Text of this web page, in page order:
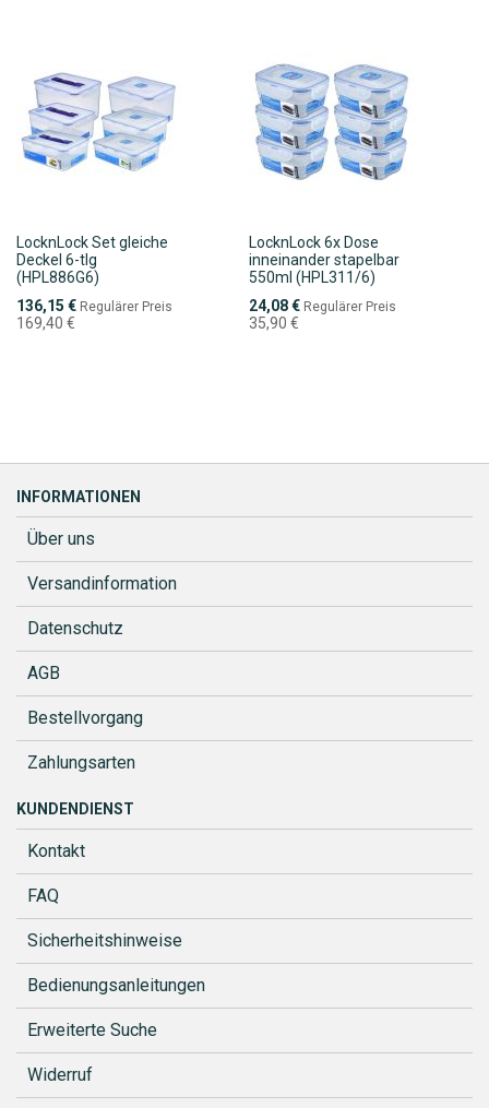
LocknLock Set gleiche
Deckel 6-tlg
(HPL886G6)
Sonderpreis
136,15 € Regulärer Preis
169,40 €
LocknLock 6x Dose
inneinander stapelbar
550ml (HPL311/6)
Sonderpreis
24,08 € Regulärer Preis
35,90 €
INFORMATIONEN
Über uns
Versandinformation
Datenschutz
AGB
Bestellvorgang
Zahlungsarten
KUNDENDIENST
Kontakt
FAQ
Sicherheitshinweise
Bedienungsanleitungen
Erweiterte Suche
Widerruf